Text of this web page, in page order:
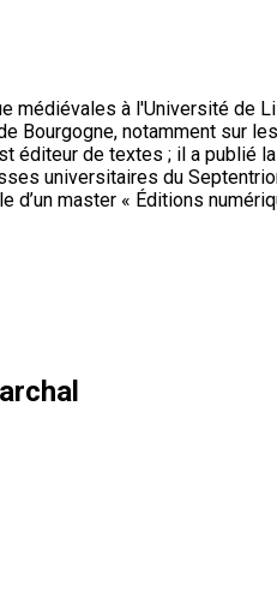
médiévales à l'Université de
Bourgogne, notamment sur
éditeur de textes ; il a publié
universitaires du
master « Éditions